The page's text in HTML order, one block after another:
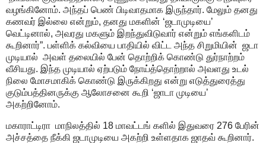
வழங்கினோம். அந்தப் பெண் பிடிவாதமாக இருந்தார். மேலும் தனது
கணவர் இல்லை என்றும், தனது மகளின் ‘ஜடாமுடியை’
வெட்டினால், அவரது மகளும் இறந்துவிடுவார் என்றும் எங்களிடம்
கூறினார்”. பள்ளிக் கல்வியை பாதியில் விட்ட அந்த சிறுமியின் ஜடா
முடியால் அவள் தலையில் பேன் தொற்றிக் கொண்டு துர்நாற்றம்
வீசியது. இந்த முடியால் ஏற்படும் நோய்த்தொற்றால் அவளது உடல்
நிலை மோசமாகிக் கொண்டு இருக்கிறது என்று எடுத்துரைத்து
குடும்பத்தினருக்கு ஆலோசனை கூறி ‘ஜாடா முடியை’
அகற்றினோம்.
மகாராட்டிரா மாநிலத்தில் 18 மாவட்டங் களில் இதுவரை 276 பேரின்
அச்சத்தை நீக்கி ஜடாமுடியை அகற்றி உள்ளதாக ஜாதவ் கூறினார்.